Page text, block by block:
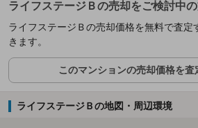
ライフステージＢの売却をご検討中
ライフステージＢの売却価格を無料で査定
きます。
このマンションの売却価格を査
ライフステージＢの地図・周辺環境